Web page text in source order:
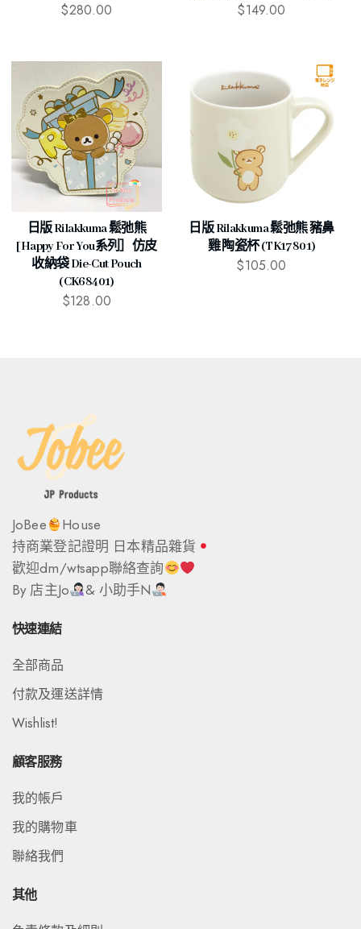
$280.00 $149.00
日版 Rilakkuma 鬆弛熊
[Happy For You系列］仿皮
收納袋 Die-Cut Pouch
(CK68401)
$128.00
日版 Rilakkuma 鬆弛熊 豬鼻
雞 陶瓷杯 (TK17801)
$105.00
JoBee
House
持商業登記證明 日本精品雜貨
歡迎dm/wtsapp聯絡查詢
By 店主Jo
& 小助手N
快速連結
全部商品
付款及運送詳情
Wishlist!
顧客服務
我的帳戶
我的購物車
聯絡我們
其他